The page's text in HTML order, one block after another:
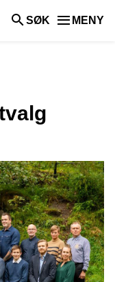
SØK MENY